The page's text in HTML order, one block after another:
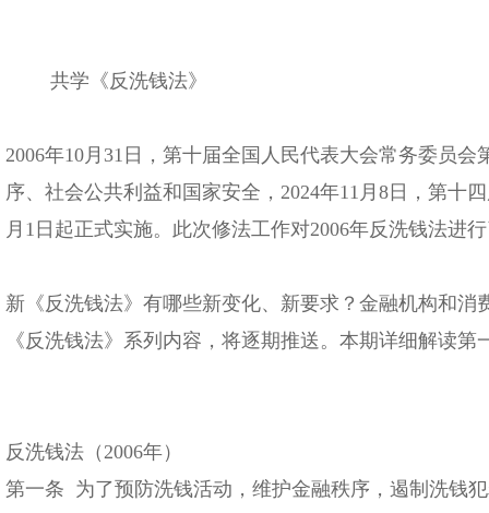
共学《反洗钱法》
2006年10月31日，第十届全国人民代表大会常务委员
序、社会公共利益和国家安全，2024年11月8日，第十
月1日起正式实施。此次修法工作对2006年反洗钱法进
新《反洗钱法》有哪些新变化、新要求？金融机构和
《反洗钱法》系列内容，将逐期推送。本期详细解读第
反洗钱法（2006年）
第一条 为了预防洗钱活动，维护金融秩序，遏制洗钱